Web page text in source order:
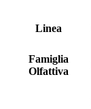
Linea
Famiglia
Olfattiva